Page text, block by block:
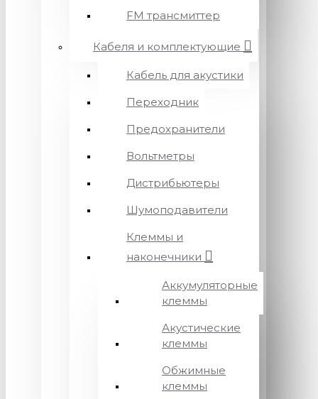
FM трансмиттер
Кабеля и комплектующие
Кабель для акустики
Переходник
Предохранители
Вольтметры
Дистрибьютеры
Шумоподавители
Клеммы и
наконечники
Аккумуляторные
клеммы
Акустические
клеммы
Обжимные
клеммы